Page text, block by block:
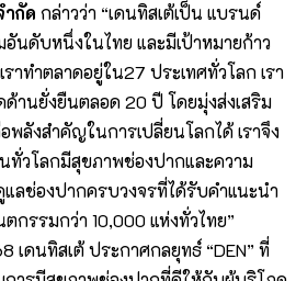
กัด กล่าวว่า “เดนทิสเต้เป็น แบรนด์
นดับหนึ่งในไทย และมีเป้าหมายก้าว
าทำตลาดอยู่ใน27 ประเทศทั่วโลก เรา
านยั่งยืนตลอด 20 ปี โดยมุ่งส่งเสริม
อพลังสำคัญในการเปลี่ยนโลกได้ เราจึง
ทั่วโลกมีสุขภาพช่องปากและความ
ช่องปากครบวงจรที่ได้รับคำแนะนำ
รรมกว่า 10,000 แห่งทั่วไทย”
เดนทิสเต้ ประกาศกลยุทธ์ “DEN” ที่